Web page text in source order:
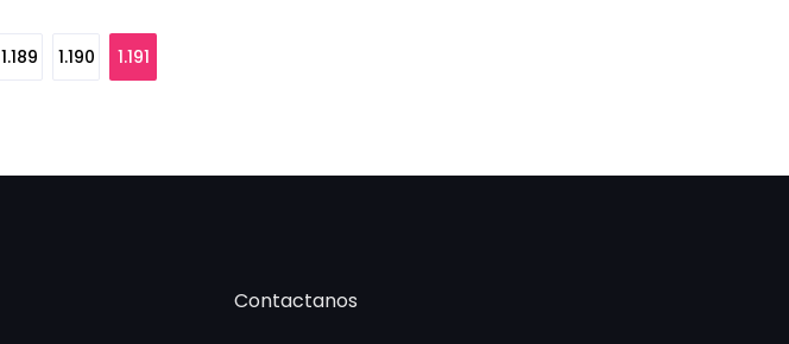
1.189 1.190 1.191
Contactanos